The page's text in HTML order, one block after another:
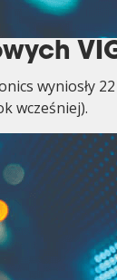
wyniosły
wcześniej).